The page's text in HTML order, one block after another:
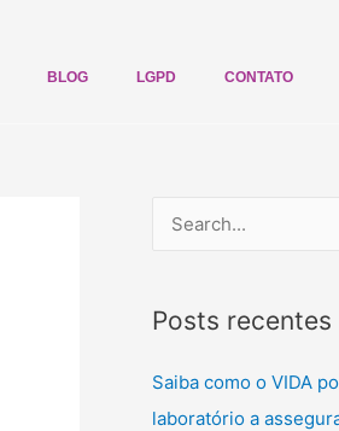
BLOG LGPD CONTATO
q
u
i
Posts recentes
Saiba como o VIDA
laboratório a